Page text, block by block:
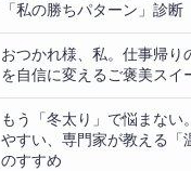
「私の勝ちパターン」診断
おつかれ様、私。仕事帰り
を自信に変えるご褒美スイ
もう「冬太り」で悩まない
やすい、専門家が教える「
のすすめ